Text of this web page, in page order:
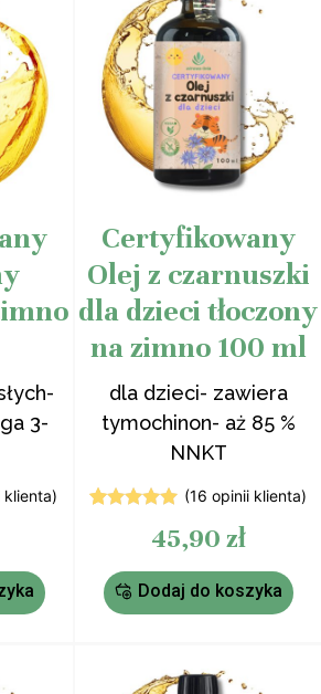
3-
klienta)
Certyfikowany
Olej z czarnuszki
dla dzieci tłoczony
na zimno 100 ml
dla dzieci- zawiera
tymochinon- aż 85 %
NNKT
na 5
podstawie
ocen
klientów
(16 opinii klienta)
45,90 zł
Dodaj do koszyka